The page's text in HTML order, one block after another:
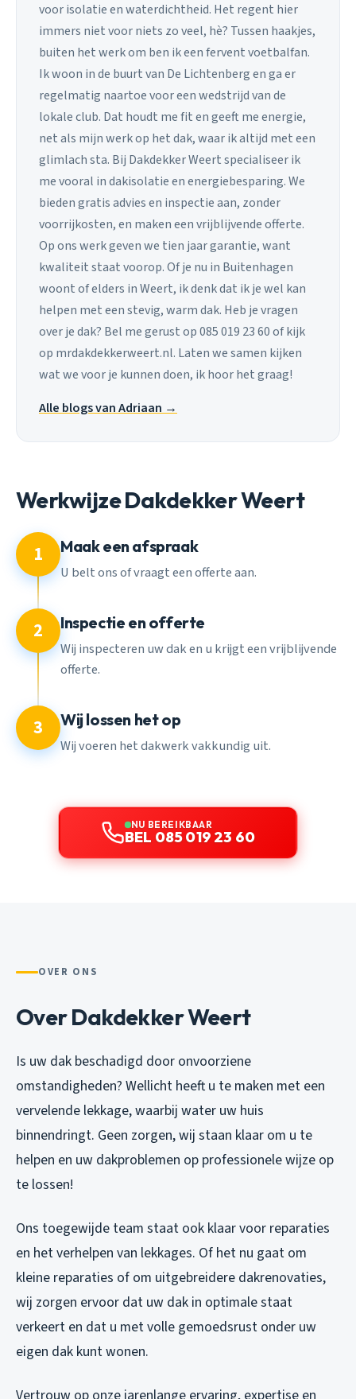
voor isolatie en waterdichtheid. Het regent hier
immers niet voor niets zo veel, hè? Tussen haakjes,
buiten het werk om ben ik een fervent voetbalfan.
Ik woon in de buurt van De Lichtenberg en ga er
regelmatig naartoe voor een wedstrijd van de
lokale club. Dat houdt me fit en geeft me energie,
net als mijn werk op het dak, waar ik altijd met een
glimlach sta. Bij Dakdekker Weert specialiseer ik
me vooral in dakisolatie en energiebesparing. We
bieden gratis advies en inspectie aan, zonder
voorrijkosten, en maken een vrijblijvende offerte.
Op ons werk geven we tien jaar garantie, want
kwaliteit staat voorop. Of je nu in Buitenhagen
woont of elders in Weert, ik denk dat ik je wel kan
helpen met een stevig, warm dak. Heb je vragen
over je dak? Bel me gerust op 085 019 23 60 of kijk
op mrdakdekkerweert.nl. Laten we samen kijken
wat we voor je kunnen doen, ik hoor het graag!
Alle blogs van Adriaan →
Werkwijze Dakdekker Weert
1 Maak een afspraak
U belt ons of vraagt een offerte aan.
2 Inspectie en offerte
Wij inspecteren uw dak en u krijgt een vrijblijvende
offerte.
3 Wij lossen het op
Wij voeren het dakwerk vakkundig uit.
NU BEREIKBAAR
BEL 085 019 23 60
OVER ONS
Over Dakdekker Weert
Is uw dak beschadigd door onvoorziene
omstandigheden? Wellicht heeft u te maken met een
vervelende lekkage, waarbij water uw huis
binnendringt. Geen zorgen, wij staan klaar om u te
helpen en uw dakproblemen op professionele wijze op
te lossen!
Ons toegewijde team staat ook klaar voor reparaties
en het verhelpen van lekkages. Of het nu gaat om
kleine reparaties of om uitgebreidere dakrenovaties,
wij zorgen ervoor dat uw dak in optimale staat
verkeert en dat u met volle gemoedsrust onder uw
eigen dak kunt wonen.